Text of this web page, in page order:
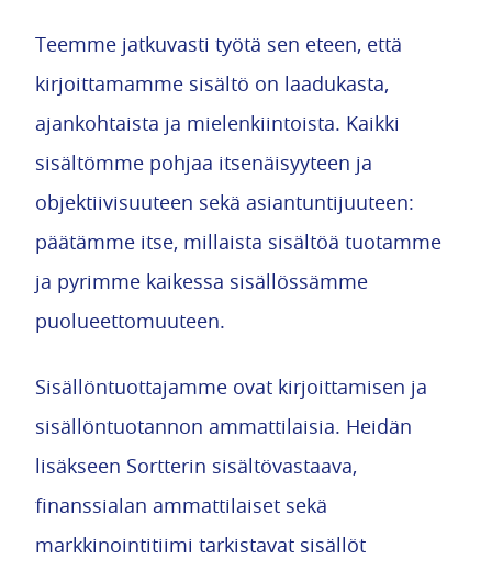
Teemme jatkuvasti työtä sen eteen, että
kirjoittamamme sisältö on laadukasta,
ajankohtaista ja mielenkiintoista. Kaikki
sisältömme pohjaa itsenäisyyteen ja
objektiivisuuteen sekä asiantuntijuuteen:
päätämme itse, millaista sisältöä tuotamme
ja pyrimme kaikessa sisällössämme
puolueettomuuteen.
Sisällöntuottajamme ovat kirjoittamisen ja
sisällöntuotannon ammattilaisia. Heidän
lisäkseen Sortterin sisältövastaava,
finanssialan ammattilaiset sekä
markkinointitiimi tarkistavat sisällöt